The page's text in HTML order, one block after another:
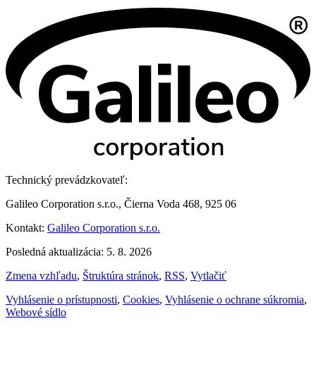
Technický prevádzkovateľ:
Galileo Corporation s.r.o., Čierna Voda 468, 925 06
Kontakt: Galileo Corporation s.r.o.
Posledná aktualizácia: 5. 8. 2026
Zmena vzhľadu, Štruktúra stránok, RSS, Vytlačiť
Vyhlásenie o prístupnosti, Cookies, Vyhlásenie o ochrane súkromia,
Webové sídlo